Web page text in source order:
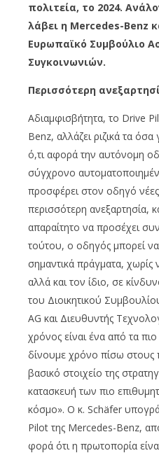
πολιτεία, το 2024.
λάβει η Mercedes-Benz
Ευρωπαϊκό Συμβούλιο
Συγκοινωνιών.
Περισσότερη
Αδιαμφισβήτητα, το Drive
Benz, αλλάζει ριζικά τα
ό,τι αφορά την αυτόνομη
σύγχρονο
προσφέρει στον οδηγό
περισσότερη ανεξαρτησία,
απαραίτητο να προσέχει
τούτου, ο οδηγός μπορεί
σημαντικά πράγματα, χωρίς
αλλά και τον ίδιο, σε
του Διοικητικού
AG και Διευθυντής
χρόνος είναι ένα από τα
δίνουμε χρόνο πίσω στους
βασικό στοιχείο της
κατασκευή των πιο
κόσμο». Ο κ. Schäfer
Pilot της Mercedes-Benz,
φορά ότι η πρωτοπορία